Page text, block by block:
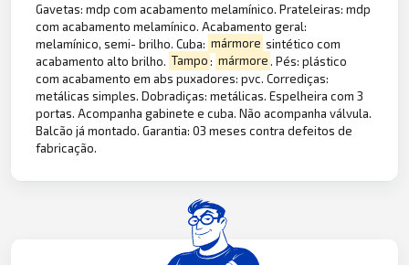
Gavetas: mdp com acabamento melamínico. Prateleiras: mdp
com acabamento melamínico. Acabamento geral:
melamínico, semi- brilho. Cuba: mármore sintético com
acabamento alto brilho. Tampo: mármore. Pés: plástico
com acabamento em abs puxadores: pvc. Corrediças:
metálicas simples. Dobradiças: metálicas. Espelheira com 3
portas. Acompanha gabinete e cuba. Não acompanha válvula.
Balcão já montado. Garantia: 03 meses contra defeitos de
fabricação.